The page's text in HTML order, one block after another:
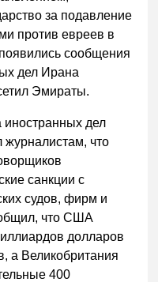
за подавление
против евреев в
сообщения
дел Ирана
Эмираты.
иностранных дел
что
санкции с
судов, фирм и
что США
долларов
а Великобритания
400